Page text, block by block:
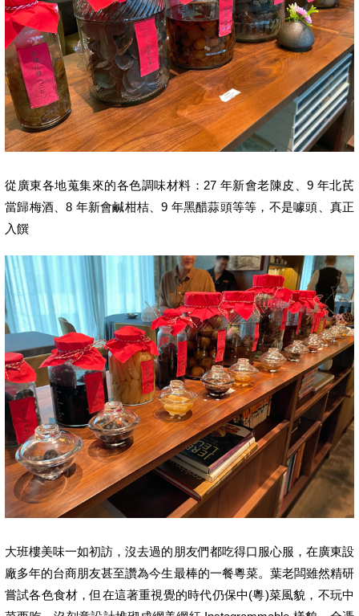
從廣東各地蒐集來的各色調味材料：27 年新會老陳皮、9 年北芪
當歸梅酒、8 年新會鹹柑桔、9 年黑醋蒜頭等等，不是噱頭、真正
入饌
大班樓美味一如初訪，沒去過的朋友們都吃得口服心服，在廣東設
廠多年的台商朋友甚至讚為今生最棒的一餐粵菜。葉老闆雖然精研
嘗試各色食材，但在這著重視覺的時代仍保中(粵)菜風貌，不玩中